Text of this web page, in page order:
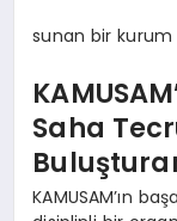
sunan bir
Saha
KAMUSAM’ın